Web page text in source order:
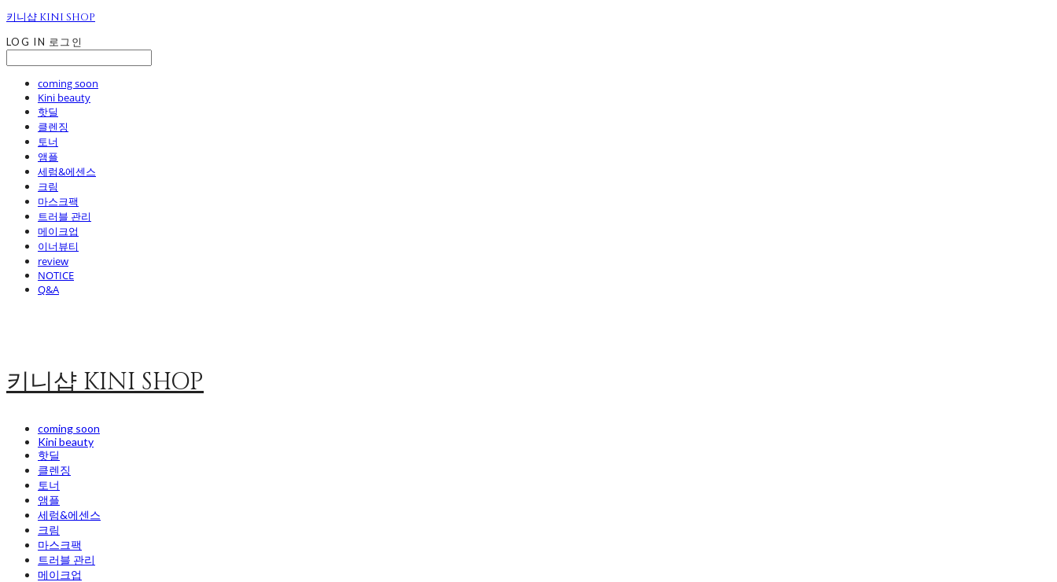
키니샵 KINI SHOP
LOG IN 로그인
coming soon
Kini beauty
핫딜
클렌징
토너
앰플
세럼&에센스
크림
마스크팩
트러블 관리
메이크업
이너뷰티
review
NOTICE
Q&A
키니샵 KINI SHOP
coming soon
Kini beauty
핫딜
클렌징
토너
앰플
세럼&에센스
크림
마스크팩
트러블 관리
메이크업